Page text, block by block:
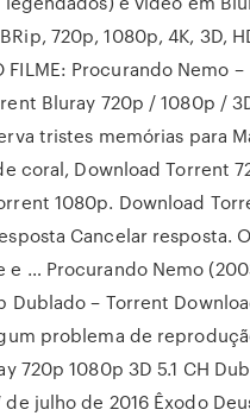
720p, 1080p, 4K, 3D,
FILME: Procurando Nemo –
Bluray 720p / 1080p /
tristes memórias para
coral, Download Torrent
1080p. Download
Cancelar resposta.
e … Procurando Nemo
Dublado – Torrent
problema de
720p 1080p 3D 5.1 CH
julho de 2016 Êxodo